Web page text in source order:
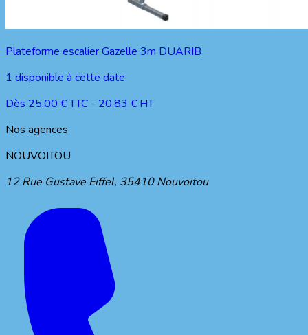
Plateforme escalier Gazelle 3m DUARIB
1 disponible à cette date
Dès 25.00 € TTC - 20.83 € HT
Nos agences
NOUVOITOU
12 Rue Gustave Eiffel, 35410 Nouvoitou